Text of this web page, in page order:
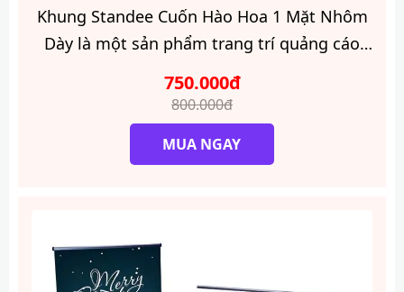
Khung Standee Cuốn Hào Hoa 1 Mặt Nhôm
Dày là một sản phẩm trang trí quảng cáo
đặc biệt được sử dụng rộng rãi trong các sự
kiện, triển lãm, hội chợ.
750.000đ
800.000đ
MUA NGAY